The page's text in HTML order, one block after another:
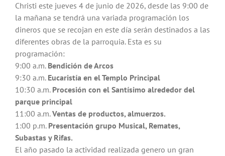
Christi este jueves 4 de junio de 2026, desde las 9:00 de
la mañana se tendrá una variada programación los
dineros que se recojan en este día serán destinados a las
diferentes obras de la parroquia. Esta es su
programación:
9:00 a.m. Bendición de Arcos
9:30 a.m. Eucaristía en el Templo Principal
10:30 a.m. Procesión con el Santísimo alrededor del
parque principal
11:00 a.m.Ventas de productos, almuerzos.
1:00 p.m. Presentación grupo Musical, Remates,
Subastas y Rifas.
El año pasado la actividad realizada genero un gran